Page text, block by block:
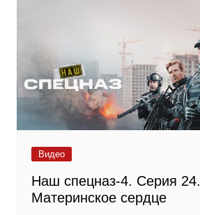
Видео
Наш спецназ-4. Серия 24.
Материнское сердце